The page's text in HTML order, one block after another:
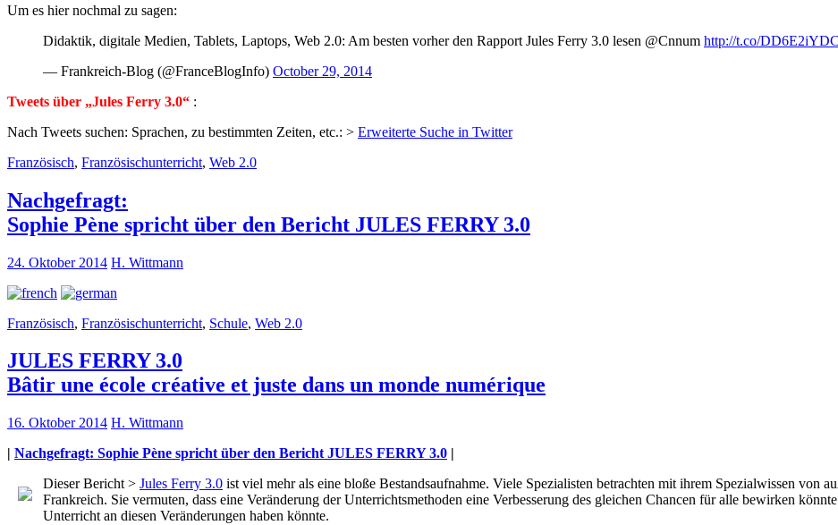
Um es hier nochmal zu sagen:
Didaktik, digitale Medien, Tablets, Laptops, Web 2.0: Am besten vorher den Rapport Jules Ferry 3.0 lesen @Cnnum http://t.co/
— Frankreich-Blog (@FranceBlogInfo) October 29, 2014
Tweets über „Jules Ferry 3.0“ :
Nach Tweets suchen: Sprachen, zu bestimmten Zeiten, etc.: > Erweiterte Suche in Twitter
Französisch, Französischunterricht, Web 2.0
Nachgefragt:
Sophie Pène spricht über den Bericht JULES FERRY 3.0
24. Oktober 2014 H. Wittmann
Französisch, Französischunterricht, Schule, Web 2.0
JULES FERRY 3.0
Bâtir une école créative et juste dans un monde numérique
16. Oktober 2014 H. Wittmann
| Nachgefragt: Sophie Pène spricht über den Bericht JULES FERRY 3.0 |
Dieser Bericht > Jules Ferry 3.0 ist viel mehr als eine bloße Bestandsaufnahme. Viele Spezialisten betrachten mit ihrem Spezialwissen von
Frankreich. Sie vermuten, dass eine Veränderung der Unterrichtsmethoden eine Verbesserung des gleichen Chancen für alle bewirken
Unterricht an diesen Veränderungen haben könnte.